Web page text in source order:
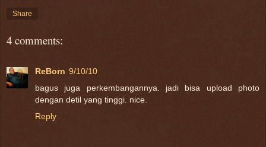
Share
4 comments:
ReBorn 9/10/10
bagus juga perkembangannya. jadi bisa upload photo
dengan detil yang tinggi. nice.
Reply